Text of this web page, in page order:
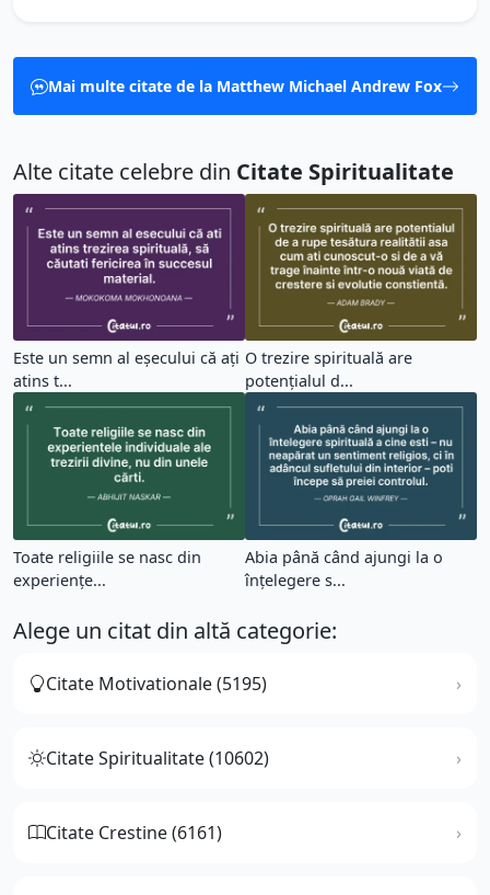
Mai multe citate de la Matthew Michael Andrew Fox
Alte citate celebre din Citate Spiritualitate
Este un semn al eșecului că ați
atins t...
O trezire spirituală are
potențialul d...
Toate religiile se nasc din
experiențe...
Abia până când ajungi la o
înțelegere s...
Alege un citat din altă categorie:
Citate Motivationale (5195)
Citate Spiritualitate (10602)
Citate Crestine (6161)